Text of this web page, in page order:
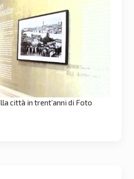
città in trent’anni di Foto